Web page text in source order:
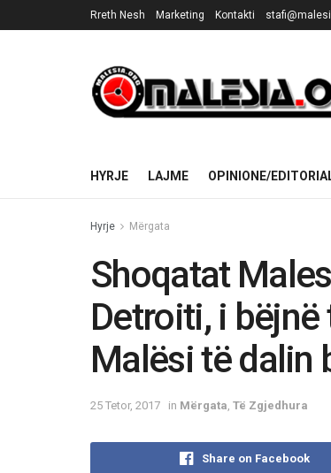
Rreth Nesh Marketing Kontakti
HYRJE LAJME OPINIONE/
Hyrje Mërgata
Shoqatat
Detroiti, i
Malësi të dalin
25 Tetor, 2017 in Mërgata Të Zgjedhura
Share on Facebook